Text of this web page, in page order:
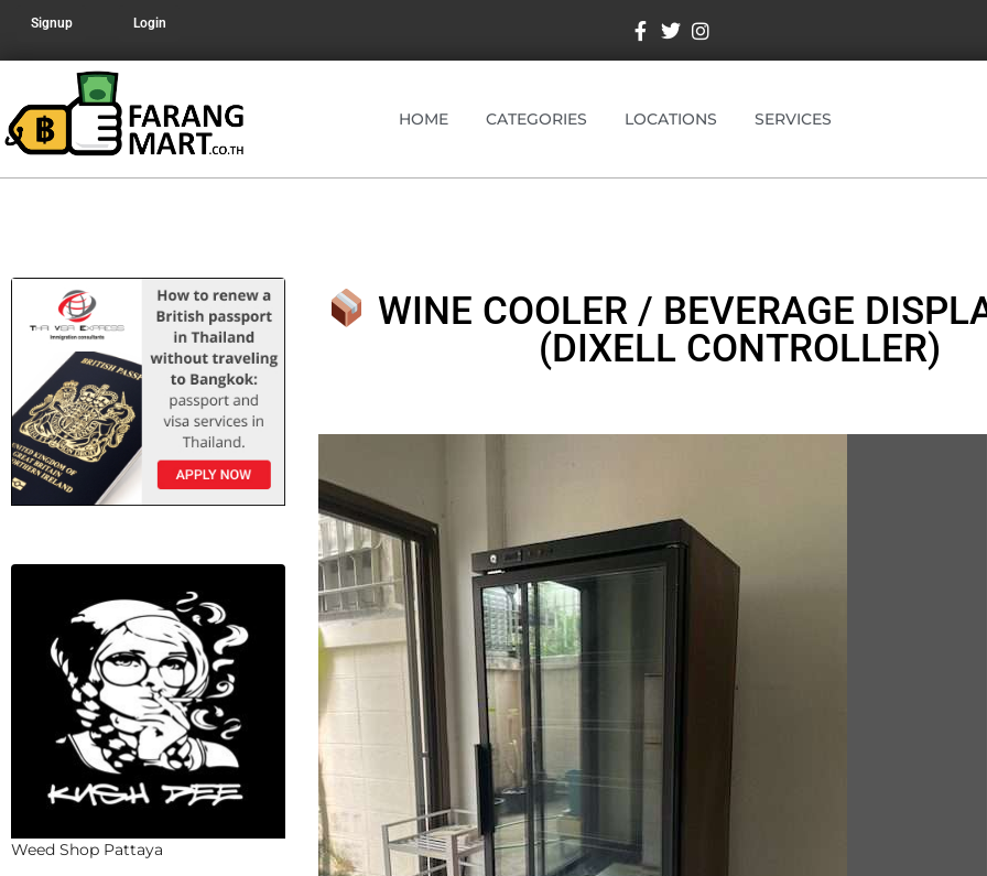
Signup Login
HOME CATEGORIES LOCATIONS SERVICES
Weed Shop Pattaya
WINE COOLER / BEVERAGE
(DIXELL CONTROLLER)